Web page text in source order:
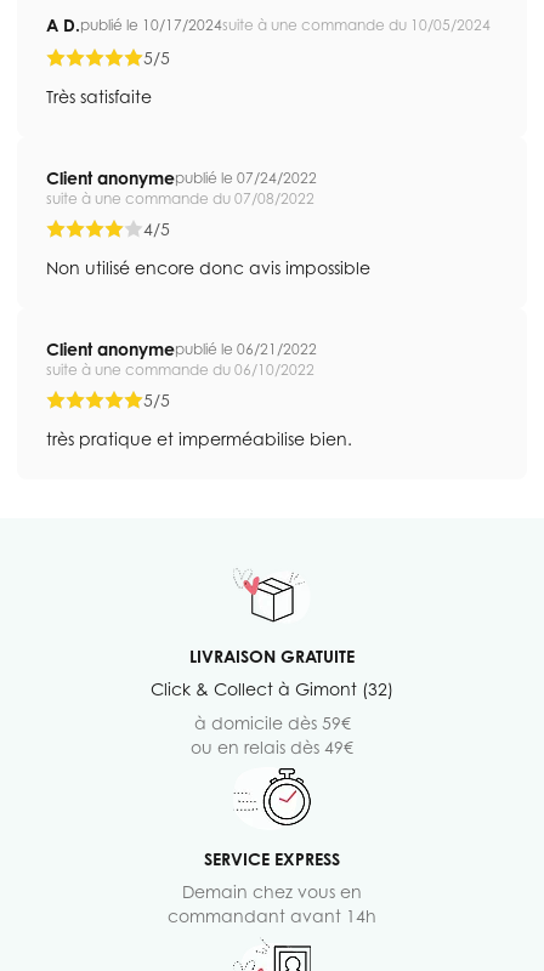
A D.publié le 10/17/2024suite à une commande du 10/05/2024
5/5
Très satisfaite
Client anonymepublié le 07/24/2022
suite à une commande du 07/08/2022
4/5
Non utilisé encore donc avis impossible
Client anonymepublié le 06/21/2022
suite à une commande du 06/10/2022
5/5
très pratique et imperméabilise bien.
LIVRAISON GRATUITE
Click & Collect à Gimont (32)
à domicile dès 59€
ou en relais dès 49€
SERVICE EXPRESS
Demain chez vous en
commandant avant 14h